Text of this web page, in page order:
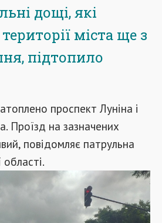
дощі, які
міста ще з
підтопило
проспект Луніна і
Проїзд на зазначених
повідомляє патрульна
області.